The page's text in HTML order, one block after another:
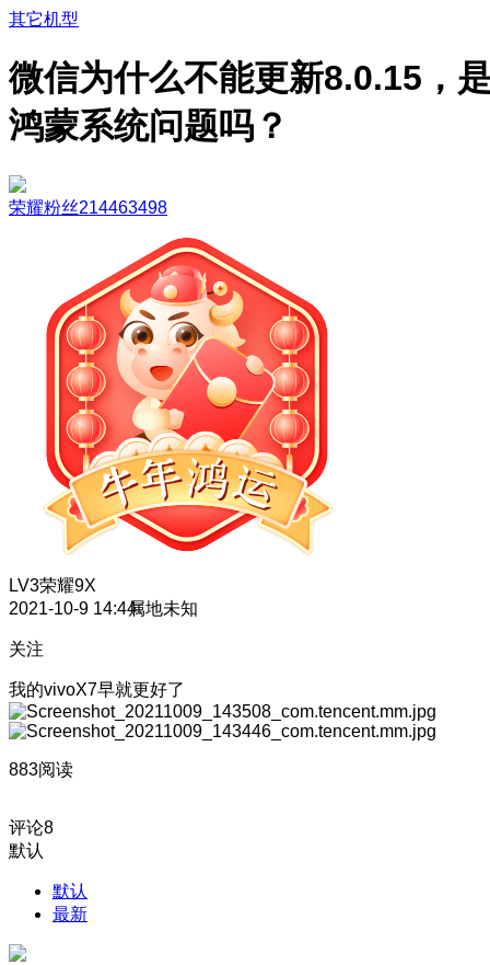
其它机型
微信为什么不能更新8.0.15，
鸿蒙系统问题吗？
荣耀粉丝214463498
LV3荣耀9X
2021-10-9 14:44属地未知
关注
我的vivoX7早就更好了
883阅读
评论8
默认
默认
最新